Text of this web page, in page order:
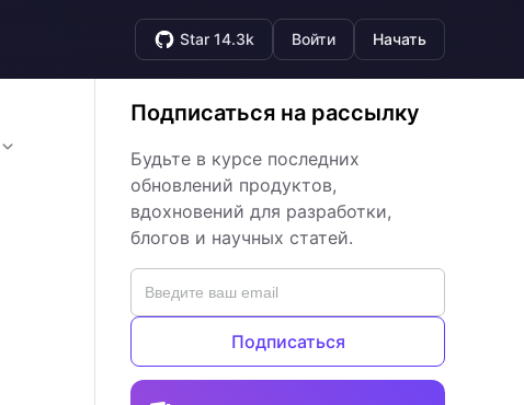
Star 14.3k Войти Начать
Подписаться на рассылку
Будьте в курсе последних
обновлений продуктов,
вдохновений для разработки,
блогов и научных статей.
Подписаться